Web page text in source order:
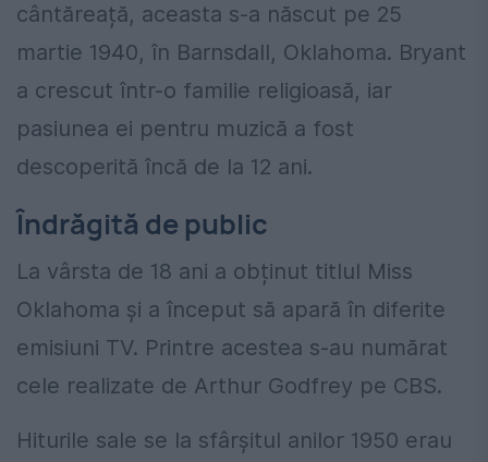
cântăreață, aceasta s-a născut pe 25
martie 1940, în Barnsdall, Oklahoma. Bryant
a crescut într-o familie religioasă, iar
pasiunea ei pentru muzică a fost
descoperită încă de la 12 ani.
Îndrăgită de public
La vârsta de 18 ani a obținut titlul Miss
Oklahoma și a început să apară în diferite
emisiuni TV. Printre acestea s-au numărat
cele realizate de Arthur Godfrey pe CBS.
Hiturile sale se la sfârșitul anilor 1950 erau